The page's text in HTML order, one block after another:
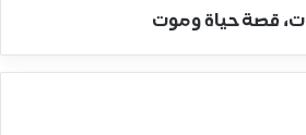
قصة حياة وموت